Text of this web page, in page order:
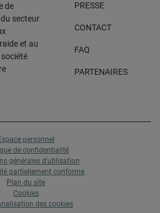
de
secteur
et au
PRESSE
CONTACT
FAQ
PARTENAIRES
personnel
de confidentialité
générales d’utilisation
partiellement conforme
Plan du site
Cookies
des cookies